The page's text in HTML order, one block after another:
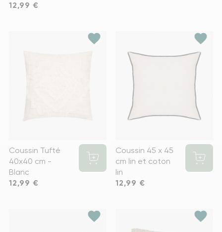
Prix
12,99 €
favorite
Coussin Tufté
40x40 cm -
Blanc
Prix
12,99 €
favorite
Coussin 45 x 45
cm lin et coton
lin
Prix
12,99 €
favorite favorite